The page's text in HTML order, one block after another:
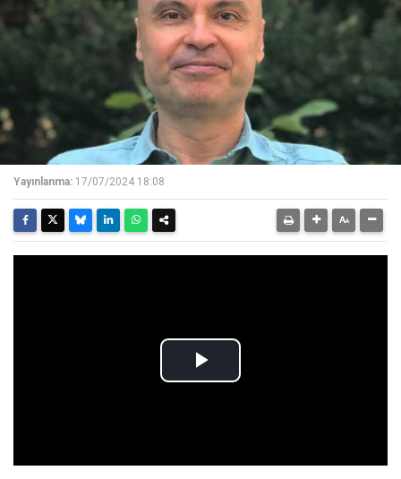
Yayınlanma: 17/07/2024 18:08